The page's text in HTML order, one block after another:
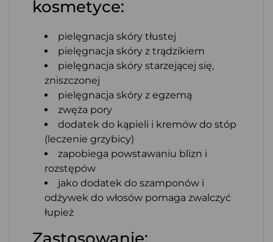
kosmetyce:
pielęgnacja skóry tłustej
pielęgnacja skóry z trądzikiem
pielęgnacja skóry starzejącej się,
zniszczonej
pielęgnacja skóry z egzemą
zwęża pory
dodatek do kąpieli i kremów do stóp
(leczenie grzybicy)
zapobiega powstawaniu blizn i
rozstępów
jako dodatek do szamponów i
odżywek do włosów pomaga zwalczyć
łupież